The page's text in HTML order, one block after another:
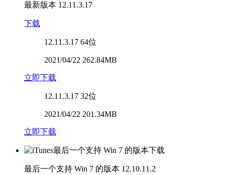
最新版本 12.11.3.17
下载
12.11.3.17 64位
2021/04/22 262.84MB
立即下载
12.11.3.17 32位
2021/04/22 201.34MB
立即下载
最后一个支持 Win 7 的版本 12.10.11.2